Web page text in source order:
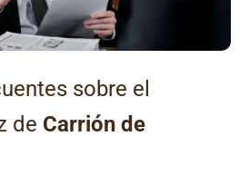
sobre el
de Carrión de